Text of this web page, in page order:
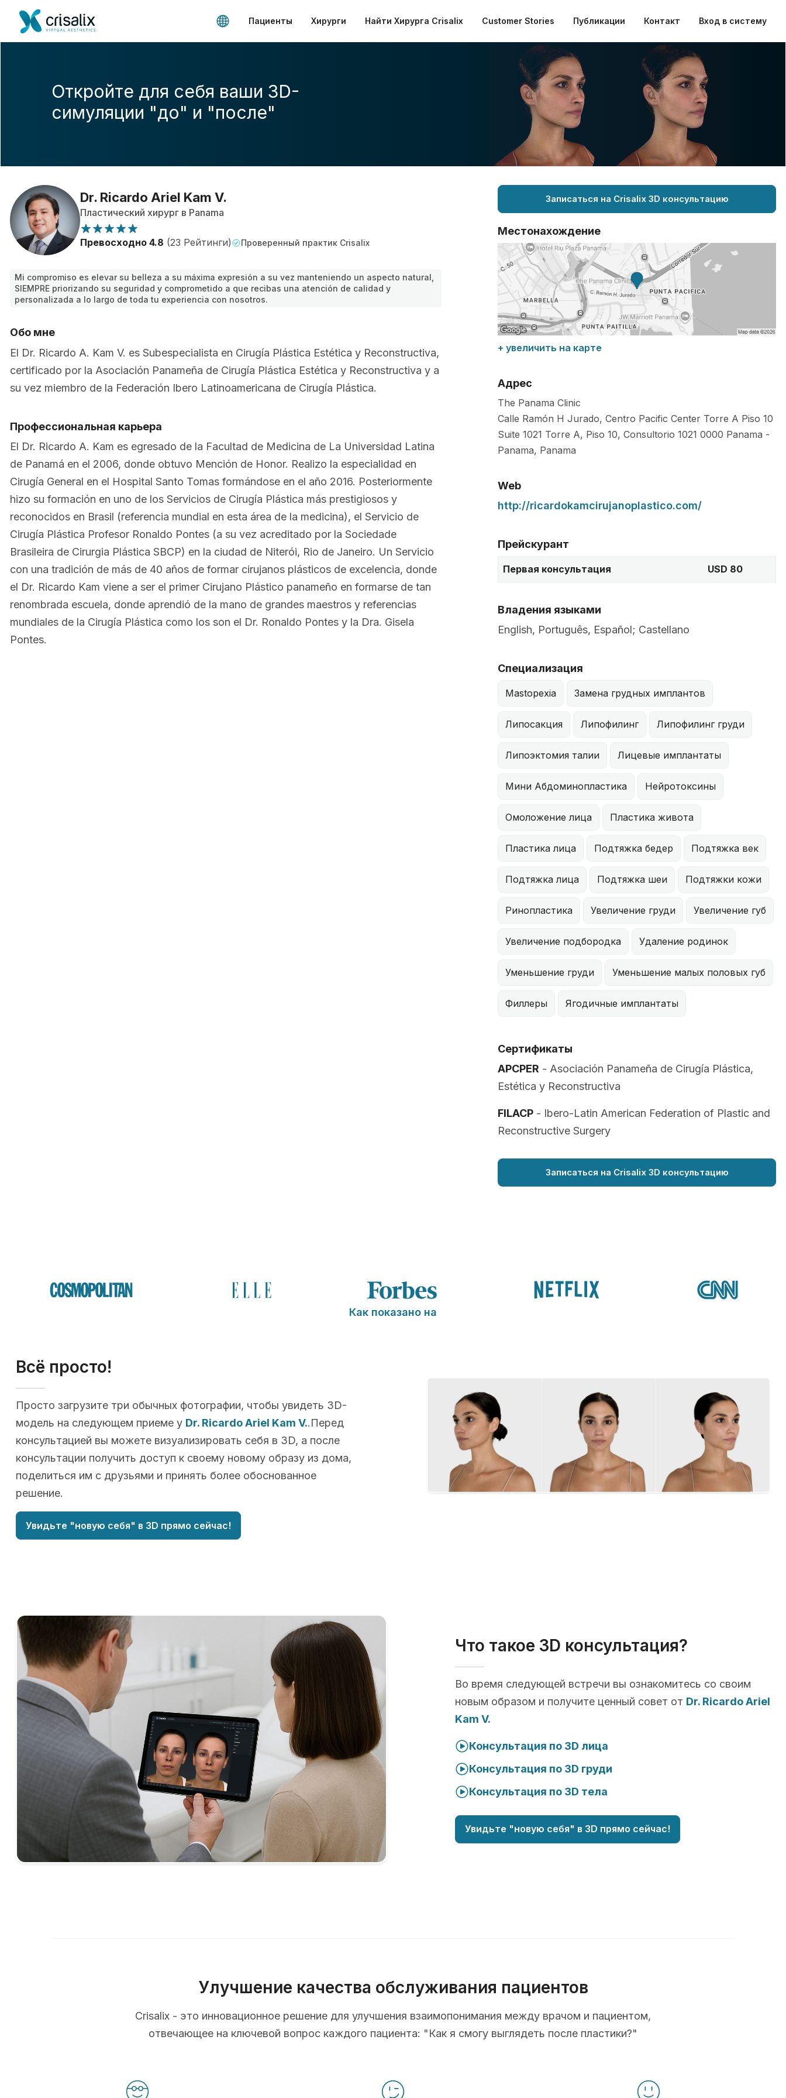
Пациенты Хирурги Найти Хирурга Crisalix Customer Stories Публикации Контакт Вход в систему
Откройте для себя ваши 3D-
симуляции "до" и "после"
Dr. Ricardo Ariel Kam V.
Пластический хирург в Panama
Превосходно 4.8 (23 Рейтинги) Проверенный практик Crisalix
Mi compromiso es elevar su belleza a su máxima expresión a su vez manteniendo un aspecto natural,
SIEMPRE priorizando su seguridad y comprometido a que recibas una atención de calidad y
personalizada a lo largo de toda tu experiencia con nosotros.
Обо мне
El Dr. Ricardo A. Kam V. es Subespecialista en Cirugía Plástica Estética y Reconstructiva,
certificado por la Asociación Panameña de Cirugía Plástica Estética y Reconstructiva y a
su vez miembro de la Federación Ibero Latinoamericana de Cirugía Plástica.
Профессиональная карьера
El Dr. Ricardo A. Kam es egresado de la Facultad de Medicina de La Universidad Latina
de Panamá en el 2006, donde obtuvo Mención de Honor. Realizo la especialidad en
Cirugía General en el Hospital Santo Tomas formándose en el año 2016. Posteriormente
hizo su formación en uno de los Servicios de Cirugía Plástica más prestigiosos y
reconocidos en Brasil (referencia mundial en esta área de la medicina), el Servicio de
Cirugía Plástica Profesor Ronaldo Pontes (a su vez acreditado por la Sociedade
Brasileira de Cirurgia Plástica SBCP) en la ciudad de Niterói, Rio de Janeiro. Un Servicio
con una tradición de más de 40 años de formar cirujanos plásticos de excelencia, donde
el Dr. Ricardo Kam viene a ser el primer Cirujano Plástico panameño en formarse de tan
renombrada escuela, donde aprendió de la mano de grandes maestros y referencias
mundiales de la Cirugía Plástica como los son el Dr. Ronaldo Pontes y la Dra. Gisela
Pontes.
Записаться на Crisalix 3D консультацию
Местонахождение
+ увеличить на карте
Адрес
The Panama Clinic
Calle Ramón H Jurado, Centro Pacific Center Torre A Piso 10
Suite 1021 Torre A, Piso 10, Consultorio 1021 0000 Panama -
Panama, Panama
Web
http://ricardokamcirujanoplastico.com/
Прейскурант
Первая консультация USD 80
Владения языками
English, Português, Español; Castellano
Специализация
Mastopexia Замена грудных имплантов
Липосакция Липофилинг Липофилинг груди
Липоэктомия талии Лицевые имплантаты
Мини Абдоминопластика Нейротоксины
Омоложение лица Пластика живота
Пластика лица Подтяжка бедер Подтяжка век
Подтяжка лица Подтяжка шеи Подтяжки кожи
Ринопластика Увеличение груди Увеличение губ
Увеличение подбородка Удаление родинок
Уменьшение груди Уменьшение малых половых губ
Филлеры Ягодичные имплантаты
Сертификаты
APCPER - Asociación Panameña de Cirugía Plástica,
Estética y Reconstructiva
FILACP - Ibero-Latin American Federation of Plastic and
Reconstructive Surgery
Записаться на Crisalix 3D консультацию
Как показано на
Всё просто!
Просто загрузите три обычных фотографии, чтобы увидеть 3D-
модель на следующем приеме у Dr. Ricardo Ariel Kam V..Перед
консультацией вы можете визуализировать себя в 3D, а после
консультации получить доступ к своему новому образу из дома,
поделиться им с друзьями и принять более обоснованное
решение.
Увидьте "новую себя" в 3D прямо сейчас!
Что такое 3D консультация?
Во время следующей встречи вы ознакомитесь со своим
новым образом и получите ценный совет от Dr. Ricardo Ariel
Kam V.
Консультация по 3D лица
Консультация по 3D груди
Консультация по 3D тела
Увидьте "новую себя" в 3D прямо сейчас!
Улучшение качества обслуживания пациентов
Crisalix - это инновационное решение для улучшения взаимопонимания между врачом и пациентом,
отвечающее на ключевой вопрос каждого пациента: "Как я смогу выглядеть после пластики?"